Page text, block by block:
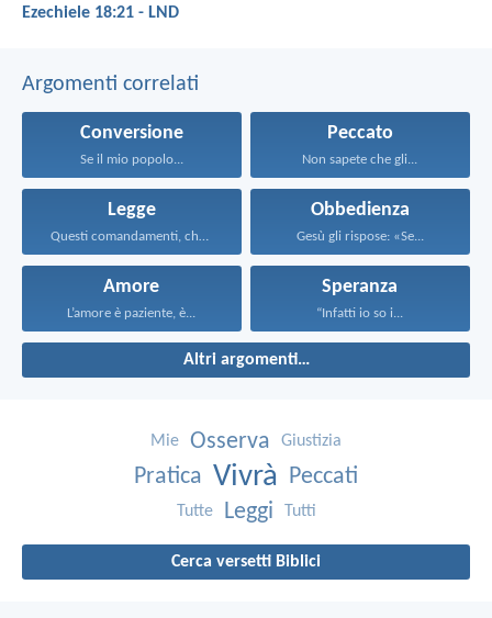
Ezechiele 18:21 - LND
Argomenti correlati
Conversione
Se il mio popolo...
Peccato
Non sapete che gli...
Legge
Questi comandamenti, che oggi...
Obbedienza
Gesù gli rispose: «Se...
Amore
L’amore è paziente, è...
Speranza
“Infatti io so i...
Altri argomenti…
Mie Osserva Giustizia
Pratica Vivrà Peccati
Tutte Leggi Tutti
Cerca versetti Biblici